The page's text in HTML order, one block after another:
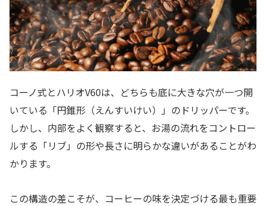
コーノ式とハリオV60は、どちらも底に大きな穴が一つ開
いている「円錐形（えんすいけい）」のドリッパーです。
しかし、内部をよく観察すると、お湯の流れをコントロー
ルする「リブ」の形や長さに明らかな違いがあることがわ
かります。
この構造の差こそが、コーヒーの味を決定づける最も重要